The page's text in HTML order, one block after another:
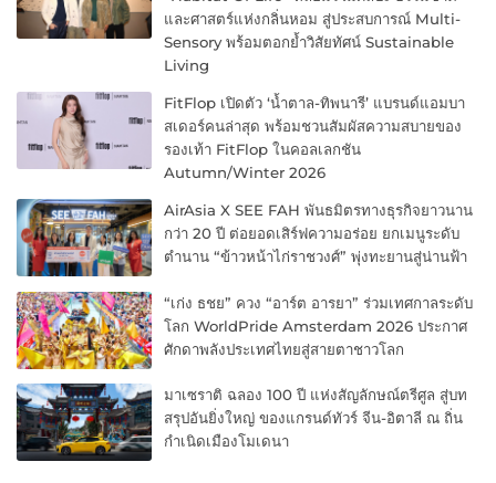
และศาสตร์แห่งกลิ่นหอม สู่ประสบการณ์ Multi-
Sensory พร้อมตอกย้ำวิสัยทัศน์ Sustainable
Living
FitFlop เปิดตัว ‘น้ำตาล-ทิพนารี’ แบรนด์แอมบา
สเดอร์คนล่าสุด พร้อมชวนสัมผัสความสบายของ
รองเท้า FitFlop ในคอลเลกชัน
Autumn/Winter 2026
AirAsia X SEE FAH พันธมิตรทางธุรกิจยาวนาน
กว่า 20 ปี ต่อยอดเสิร์ฟความอร่อย ยกเมนูระดับ
ตำนาน “ข้าวหน้าไก่ราชวงศ์” พุ่งทะยานสู่น่านฟ้า
“เก่ง ธชย” ควง “อาร์ต อารยา” ร่วมเทศกาลระดับ
โลก WorldPride Amsterdam 2026 ประกาศ
ศักดาพลังประเทศไทยสู่สายตาชาวโลก
มาเซราติ ฉลอง 100 ปี แห่งสัญลักษณ์ตรีศูล สู่บท
สรุปอันยิ่งใหญ่ ของแกรนด์ทัวร์ จีน-อิตาลี ณ ถิ่น
กำเนิดเมืองโมเดนา